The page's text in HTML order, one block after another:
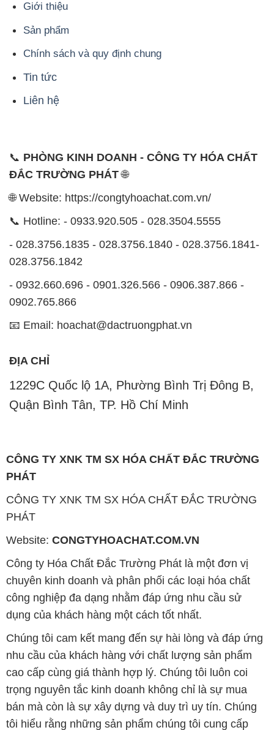
Giới thiệu
Sản phẩm
Chính sách và quy định chung
Tin tức
Liên hệ
📞 PHÒNG KINH DOANH - CÔNG TY HÓA CHẤT
ĐẮC TRƯỜNG PHÁT🌐
🌐 Website: https://congtyhoachat.com.vn/
📞 Hotline: - 0933.920.505 - 028.3504.5555
- 028.3756.1835 - 028.3756.1840 - 028.3756.1841-
028.3756.1842
- 0932.660.696 - 0901.326.566 - 0906.387.866 -
0902.765.866
📧 Email: hoachat@dactruongphat.vn
ĐỊA CHỈ
1229C Quốc lộ 1A, Phường Bình Trị Đông B,
Quận Bình Tân, TP. Hồ Chí Minh
CÔNG TY XNK TM SX HÓA CHẤT ĐẮC TRƯỜNG
PHÁT
CÔNG TY XNK TM SX HÓA CHẤT ĐẮC TRƯỜNG
PHÁT
Website: CONGTYHOACHAT.COM.VN
Công ty Hóa Chất Đắc Trường Phát là một đơn vị
chuyên kinh doanh và phân phối các loại hóa chất
công nghiệp đa dạng nhằm đáp ứng nhu cầu sử
dụng của khách hàng một cách tốt nhất.
Chúng tôi cam kết mang đến sự hài lòng và đáp ứng
nhu cầu của khách hàng với chất lượng sản phẩm
cao cấp cùng giá thành hợp lý. Chúng tôi luôn coi
trọng nguyên tắc kinh doanh không chỉ là sự mua
bán mà còn là sự xây dựng và duy trì uy tín. Chúng
tôi hiểu rằng những sản phẩm chúng tôi cung cấp